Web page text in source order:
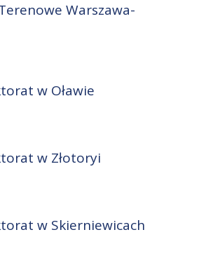
Warszawa-
w Oławie
w Złotoryi
w Skierniewicach